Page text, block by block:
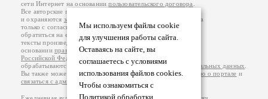
Мы используем файлы cookie
для улучшения работы сайта.
Оставаясь на сайте, вы
соглашаетесь с условиями
использования файлов cookies.
Чтобы ознакомиться с
Политикой обработки
сети Интернет на основаниипользовательского договора
Все авторские права на произведения принадлежат авторам
и охраняются законом
. Перепечатка произведений возможна
только с согласия его автора, к которому вы можете
обратиться на его авторской странице. Ответственность за
тексты произведений авторы несут самостоятельно на
основанииправил публикацииизаконодательства
Российской Федерации
обрабатываются на основанииПолитики обработки персональных данных
Вы также можете посмотреть более подробнуюинформацию о портале и
связаться с администрацией